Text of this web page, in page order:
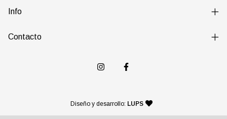
Info
Contacto
Diseño y desarrollo: LUPS — agencia de diseño y